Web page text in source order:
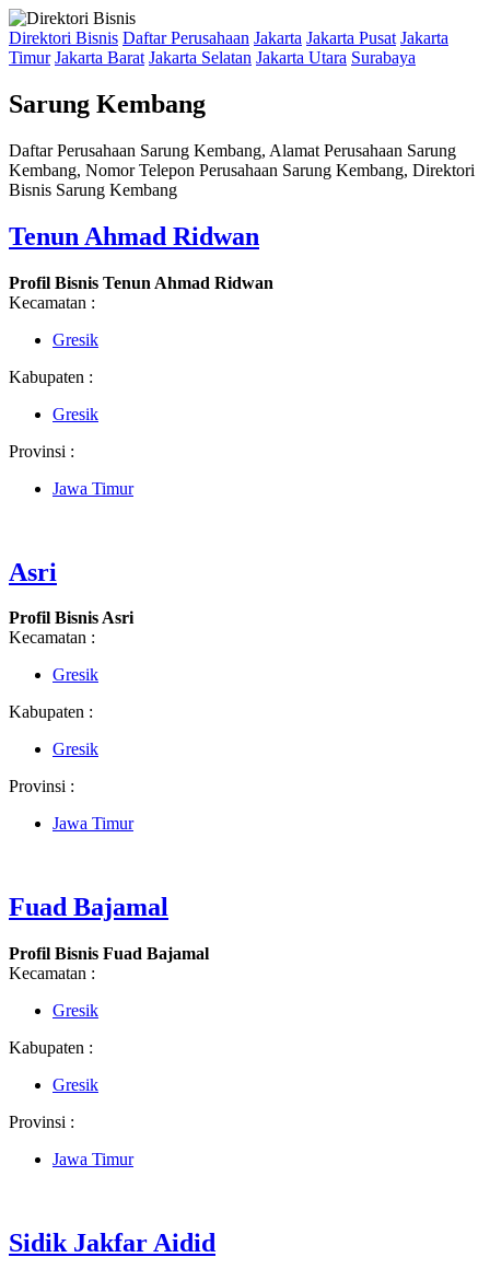
Direktori Bisnis Daftar Perusahaan Jakarta Jakarta Pusat Jakarta
Timur Jakarta Barat Jakarta Selatan Jakarta Utara Surabaya
Sarung Kembang
Daftar Perusahaan Sarung Kembang, Alamat Perusahaan Sarung
Kembang, Nomor Telepon Perusahaan Sarung Kembang, Direktori
Bisnis Sarung Kembang
Tenun Ahmad Ridwan
Profil Bisnis Tenun Ahmad Ridwan
Kecamatan :
Gresik
Kabupaten :
Gresik
Provinsi :
Jawa Timur
Asri
Profil Bisnis Asri
Kecamatan :
Gresik
Kabupaten :
Gresik
Provinsi :
Jawa Timur
Fuad Bajamal
Profil Bisnis Fuad Bajamal
Kecamatan :
Gresik
Kabupaten :
Gresik
Provinsi :
Jawa Timur
Sidik Jakfar Aidid